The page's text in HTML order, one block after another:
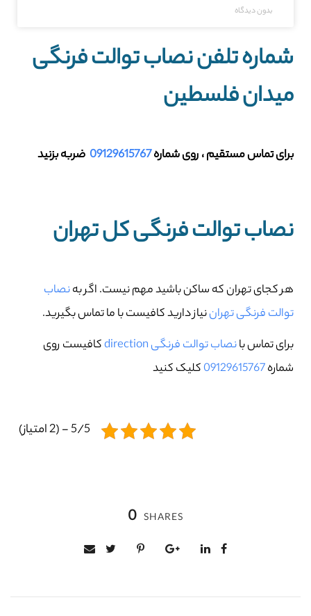
بدون دیدگاه
شماره تلفن نصاب توالت فرنگی
میدان فلسطین
برای تماس مستقیم ، روی شماره09129615767 ضربه بزنید
نصاب توالت فرنگی کل تهران
هر کجای تهران که ساکن باشید مهم نیست. اگر بهنصاب
توالت فرنگی تهراننیاز دارید کافیست با ما تماس بگیرید.
برای تماس بانصاب توالت فرنگی direction
کافیست روی
شماره09129615767کلیک کنید
5/5 - (2 امتیاز)
0 SHARES